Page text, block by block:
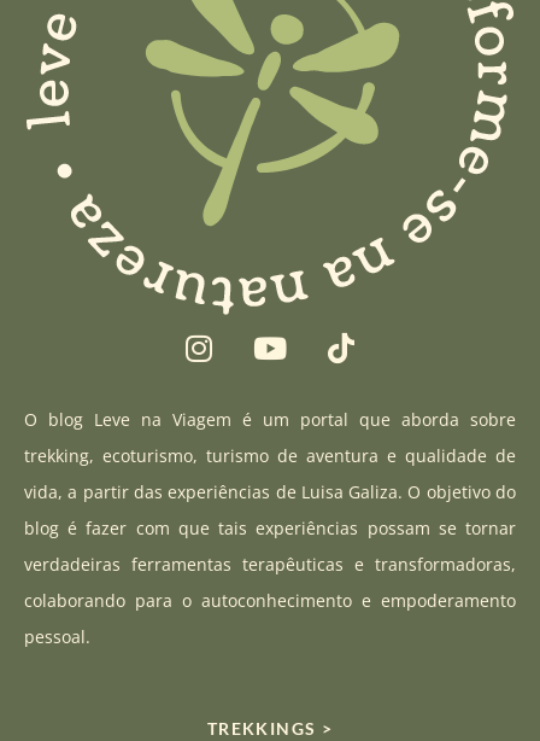
I
n
t
a
g
a
m
Y
o
t
u
b
T
i
t
o
k
O blog Leve na Viagem é um portal que aborda sobre
trekking, ecoturismo, turismo de aventura e qualidade de
vida, a partir das experiências de Luisa Galiza. O objetivo do
blog é fazer com que tais experiências possam se tornar
verdadeiras ferramentas terapêuticas e transformadoras,
colaborando para o autoconhecimento e empoderamento
pessoal.
TREKKINGS >